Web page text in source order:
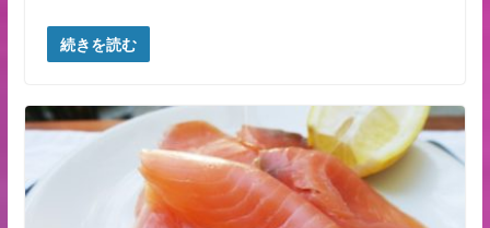
続きを読む